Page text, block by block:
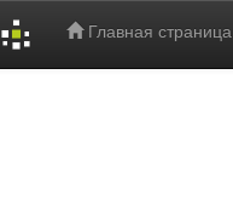
Главная страница